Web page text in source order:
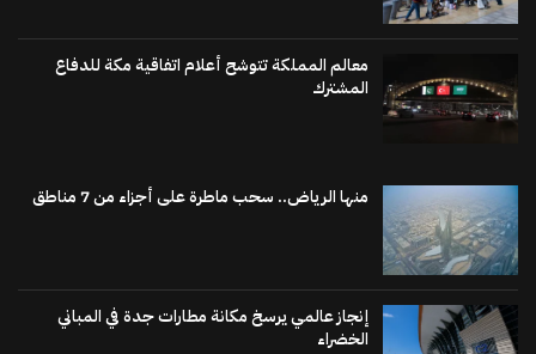
معالم المملكة تتوشح أعلام اتفاقية مكة للدفاع
المشترك
منها الرياض.. سحب ماطرة على أجزاء من 7 مناطق
إنجاز عالمي يرسخ مكانة مطارات جدة في المباني
الخضراء